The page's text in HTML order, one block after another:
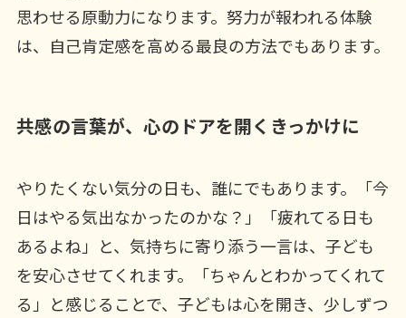
思わせる原動力になります。努力が報われる体験
は、自己肯定感を高める最良の方法でもあります。
共感の言葉が、心のドアを開くきっかけに
やりたくない気分の日も、誰にでもあります。「今
日はやる気出なかったのかな？」「疲れてる日も
あるよね」と、気持ちに寄り添う一言は、子ども
を安心させてくれます。「ちゃんとわかってくれて
る」と感じることで、子どもは心を開き、少しずつ